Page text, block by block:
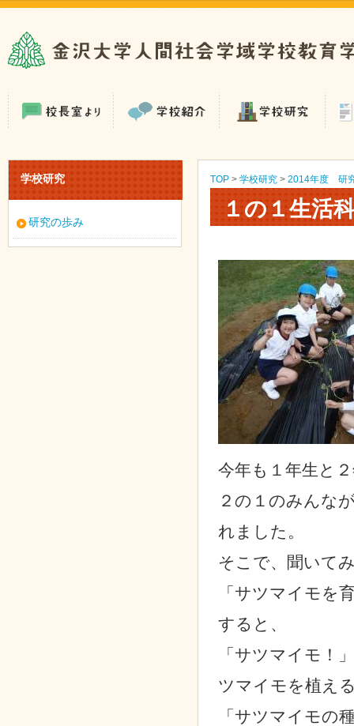
TOP > 学校研究 > 2014年度 研
１の１生活
今年も１年生と
２の１のみんな
れました。
そこで、聞いて
「サツマイモを
すると、
「サツマイモ！
ツマイモを植え
「サツマイモの
学校研究
研究の歩み